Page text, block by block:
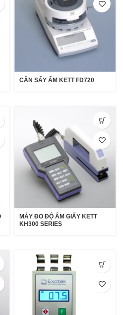
CÂN SẤY ẨM KETT FD720
MÁY ĐO ĐỘ ẨM GIẤY KETT
KH300 SERIES